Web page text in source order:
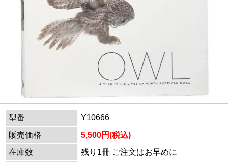
型番
Y10666
販売価格
5,500円(税込)
在庫数
残り1冊 ご注文はお早めに